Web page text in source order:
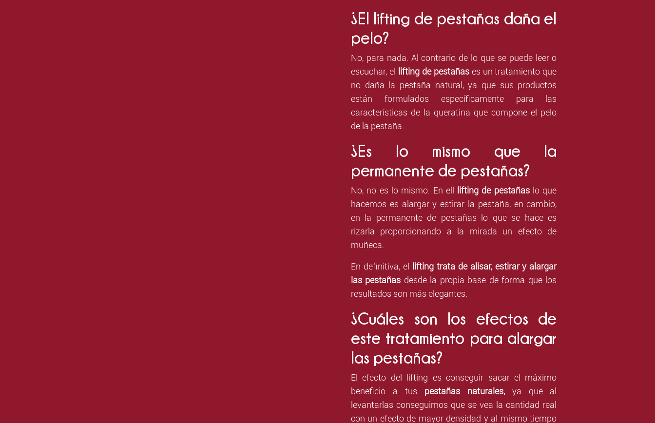
¿El lifting de pestañas daña el
pelo?
No, para nada. Al contrario de lo que se puede leer o
escuchar, el
lifting de pestañases un tratamiento que
no daña la pestaña natural, ya que sus productos
están formulados específicamente para las
características de la queratina que compone el pelo
de la pestaña.
¿Es lo mismo que la
permanente de pestañas?
No, no es lo mismo. En ell lifting de pestañaslo que
hacemos es alargar y estirar la pestaña, en cambio,
en la permanente de pestañas lo que se hace es
rizarla proporcionando a la mirada un efecto de
muñeca.
En definitiva, el
lifting trata de alisar, estirar y alargar
las pestañas desde la propia base de forma que los
resultados son más elegantes.
¿Cuáles son los efectos de
este tratamiento para alargar
las pestañas?
El efecto del lifting es conseguir sacar el máximo
beneficio a tus pestañas naturales,ya que al
levantarlas conseguimos que se vea la cantidad real
con un efecto de mayor densidad y al mismo tiempo